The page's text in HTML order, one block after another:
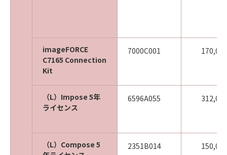
imageFORCE
C7165 Connection
Kit
7000C001
（L）Impose 5年
ライセンス
6596A055
（L）Compose 5
2351B014